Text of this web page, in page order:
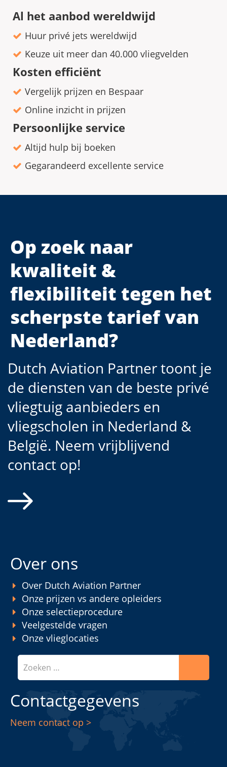
Al het aanbod wereldwijd
Huur privé jets wereldwijd
Keuze uit meer dan 40.000 vliegvelden
Kosten efficiënt
Vergelijk prijzen en Bespaar
Online inzicht in prijzen
Persoonlijke service
Altijd hulp bij boeken
Gegarandeerd excellente service
Op zoek naar
kwaliteit &
flexibiliteit tegen het
scherpste tarief van
Nederland?
Dutch Aviation Partner toont je
de diensten van de beste privé
vliegtuig aanbieders en
vliegscholen in Nederland &
België. Neem vrijblijvend
contact op!
Over ons
Over Dutch Aviation Partner
Onze prijzen vs andere opleiders
Onze selectieprocedure
Veelgestelde vragen
Onze vlieglocaties
Contactgegevens
Neem contact op >